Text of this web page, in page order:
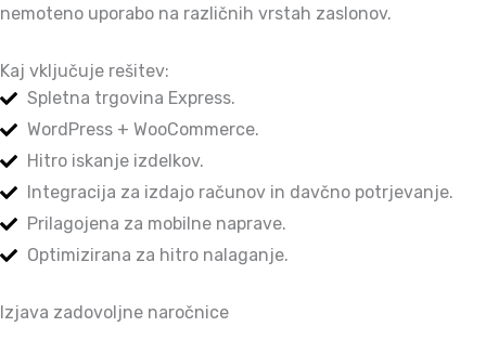
nemoteno uporabo na različnih vrstah zaslonov.
Kaj vključuje rešitev:
Spletna trgovina Express.
WordPress + WooCommerce.
Hitro iskanje izdelkov.
Integracija za izdajo računov in davčno potrjevanje.
Prilagojena za mobilne naprave.
Optimizirana za hitro nalaganje.
Izjava zadovoljne naročnice